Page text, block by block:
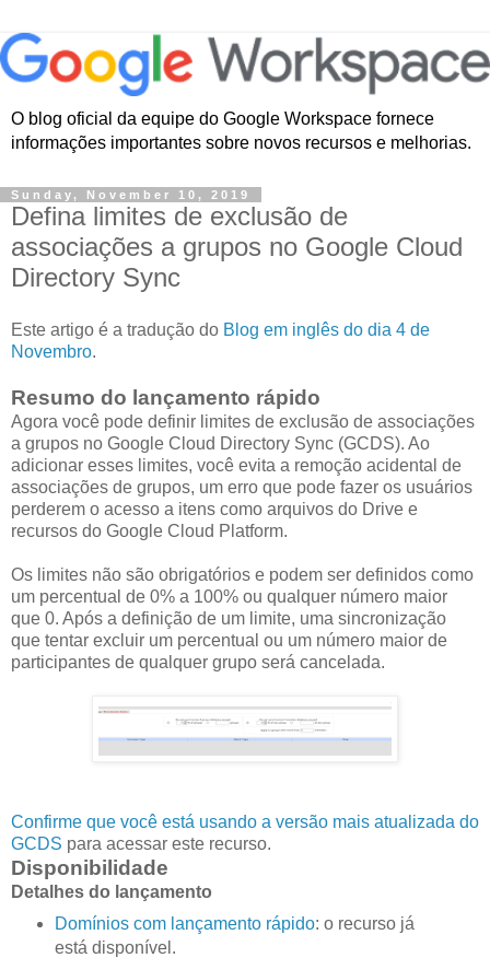
O blog oficial da equipe do Google Workspace fornece
informações importantes sobre novos recursos e melhorias.
Sunday, November 10, 2019
Defina limites de exclusão de
associações a grupos no Google Cloud
Directory Sync
Este artigo é a tradução do Blog em inglês do dia 4 de
Novembro.
Resumo do lançamento rápido
Agora você pode definir limites de exclusão de associações
a grupos no Google Cloud Directory Sync (GCDS). Ao
adicionar esses limites, você evita a remoção acidental de
associações de grupos, um erro que pode fazer os usuários
perderem o acesso a itens como arquivos do Drive e
recursos do Google Cloud Platform.
Os limites não são obrigatórios e podem ser definidos como
um percentual de 0% a 100% ou qualquer número maior
que 0. Após a definição de um limite, uma sincronização
que tentar excluir um percentual ou um número maior de
participantes de qualquer grupo será cancelada.
Confirme que você está usando a versão mais atualizada do
GCDS para acessar este recurso.
Disponibilidade
Detalhes do lançamento
Domínios com lançamento rápido: o recurso já
está disponível.